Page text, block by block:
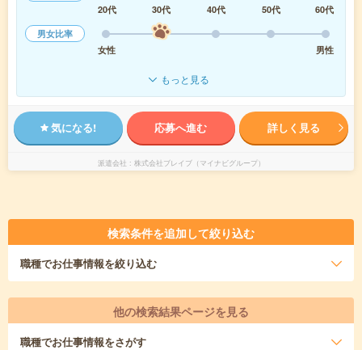
20代
30代 40代 50代
60代
男女比率
女性
男性
もっと見る
気になる! 応募へ進む 詳しく見る
派遣会社 株式会社ブレイブ（マイナビグループ）
検索条件を追加して絞り込む
職種でお仕事情報を絞り込む
他の検索結果ページを見る
職種でお仕事情報をさがす